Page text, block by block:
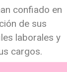
confiado en
de sus
laborales y
cargos.